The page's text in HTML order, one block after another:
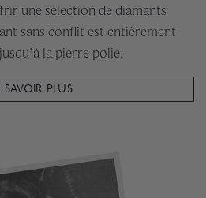
une sélection de diamants
sans conflit est entièrement
la pierre polie.
SAVOIR PLUS